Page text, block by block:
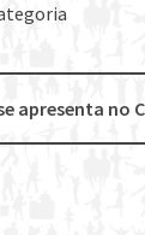
apresenta no